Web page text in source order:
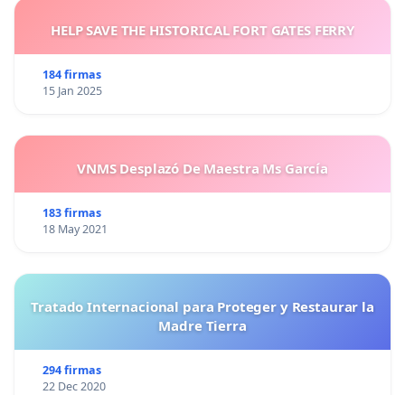
HELP SAVE THE HISTORICAL FORT GATES FERRY
184 firmas
15 Jan 2025
VNMS Desplazó De Maestra Ms García
183 firmas
18 May 2021
Tratado Internacional para Proteger y Restaurar la
Madre Tierra
294 firmas
22 Dec 2020